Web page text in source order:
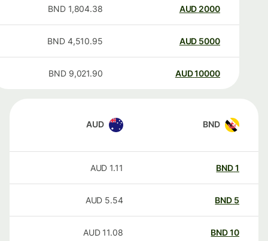
2000
AUD
1,804.38
BND
5000
AUD
4,510.95
BND
10000
AUD
9,021.90
BND
BND
AUD
BND
1.11
AUD
BND
5.54
AUD
BND
11.08
AUD